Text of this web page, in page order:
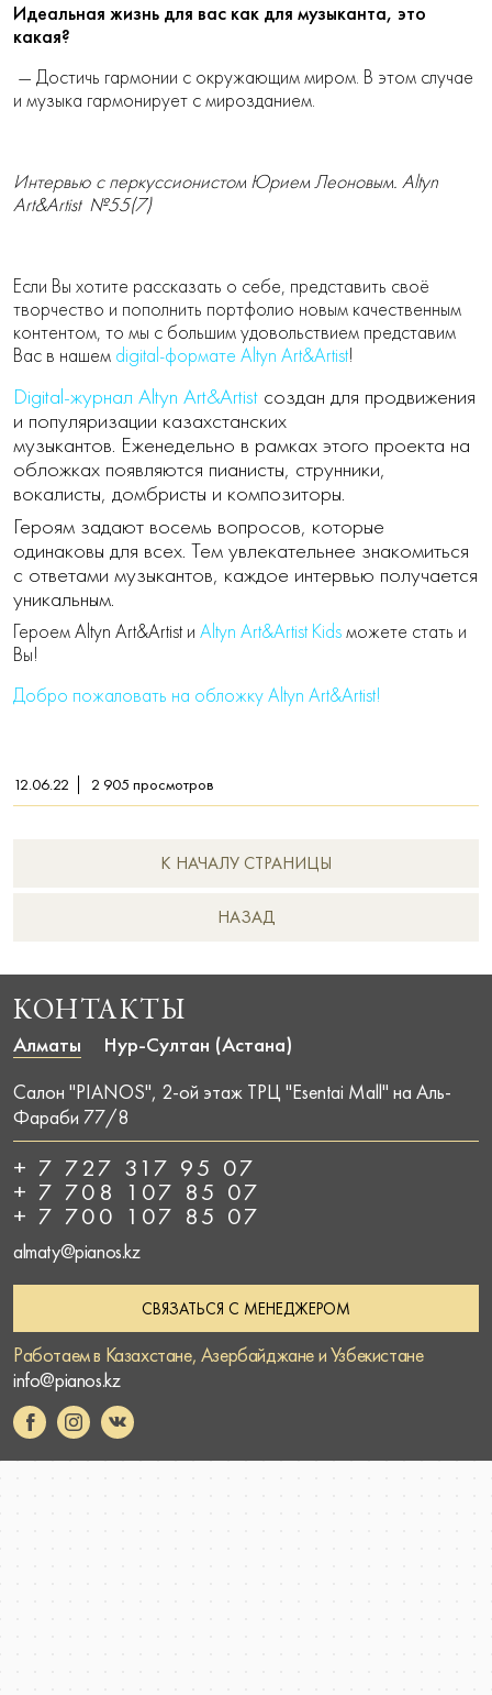
Идеальная жизнь для вас как для музыканта, это
какая?
— Достичь гармонии с окружающим миром. В этом случае
и музыка гармонирует с мирозданием.
Интервью с перкуссионистом Юрием Леоновым. Altyn
Art&Artist №55(7)
Если Вы хотите рассказать о себе, представить своё
творчество и пополнить портфолио новым качественным
контентом, то мы с большим удовольствием представим
Вас в нашем digital-формате Altyn Art&Artist!
Digital-журнал Altyn Art&Artist создан для продвижения
и популяризации казахстанских
музыкантов. Еженедельно в рамках этого проекта на
обложках появляются пианисты, струнники,
вокалисты, домбристы и композиторы.
Героям задают восемь вопросов, которые
одинаковы для всех. Тем увлекательнее знакомиться
с ответами музыкантов, каждое интервью получается
уникальным.
Героем Altyn Art&Artist и Altyn Art&Artist Kidsможете стать и
Вы!
Добро пожаловать на обложку Altyn Art&Artist!
12.06.22 2 905 просмотров
К НАЧАЛУ СТРАНИЦЫ
НAЗАД
КОНТАКТЫ
Алматы Нур-Султан (Астана)
Салон "PIANOS", 2-ой этаж ТРЦ "Esentai Mall" на Аль-
Фараби 77/8
+ 7 727 317 95 07
+ 7 708 107 85 07
+ 7 700 107 85 07
almaty@pianos.kz
СВЯЗАТЬСЯ С МЕНЕДЖЕРОМ
Работаем в Казахстане, Азербайджане и Узбекистане
info@pianos.kz